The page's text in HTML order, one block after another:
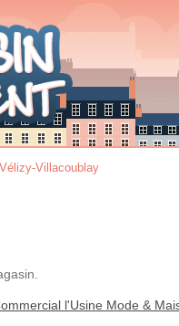
Vélizy-Villacoublay
l'Usine Mode &